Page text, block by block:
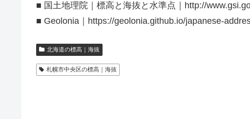
■ 国土地理院｜標高と海抜と水準点｜http://
■ Geolonia｜https://geolonia.github.io/japanese-
北海道の標高｜海抜
札幌市中央区の標高｜海抜